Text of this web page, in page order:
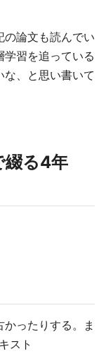
の論文も読んでい
学習を追っている
、と思い書いて
綴る4年
ったりする。ま
スト